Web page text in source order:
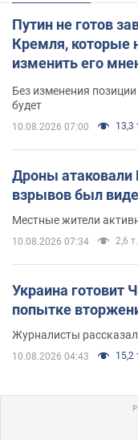
Путин не готов
Кремля, которые
изменить его
Без изменения
будет
10.08.2026 07:00 13,3
Дроны
взрывов был
Местные жители
10.08.2026 07:34 2,6 т.
Украина готовит
попытке
Журналисты
10.08.2026 04:43 15,2